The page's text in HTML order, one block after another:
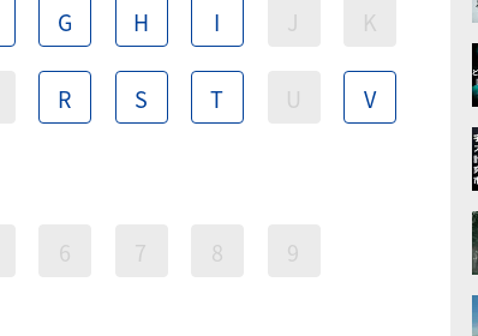
G H I J K
R S T U V
6 7 8 9